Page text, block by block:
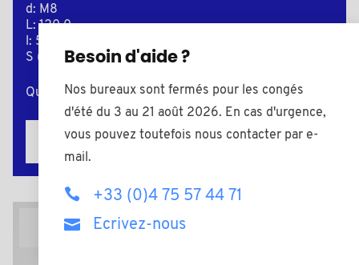
d: M8
L: 120,0
l: 50,0
S (Clé): 13
Quantité minimum de vente : 1000
Ajouter au devis
Plan 2D
Besoin d'aide ?
Nos bureaux sont fermés pour les congés
d'été du 3 au 21 août 2026. En cas d'urgence,
vous pouvez toutefois nous contacter par e-
mail.
+33 (0)4 75 57 44 71
Ecrivez-nous